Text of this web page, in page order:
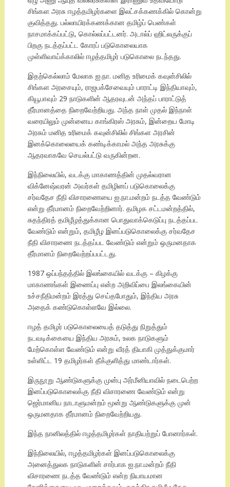
சிங்கள அரசு ஈழத்தமிழர்களை இலட்சக்கணக்கில் கொன்று
குவித்தது. பல்லாயிரக்கணக்கான தமிழ்ப் பெண்கள்
நாசமாக்கப்பட்டு, கொல்லப்பட்டனர். அடால்ப் ஹிட்லருக்குப்
பிறகு நடத்தப்பட்ட கோரப் படுகொலையாக
முள்ளிவாய்க்காலில் ஈழத்தமிழர் படுகொலை நடந்தது.
இதற்கெல்லாம் மேலாக ஐ.நா. மனித உரிமைக் கவுன்சிலில்
சிங்கள அரசையும், ராஜபக்சேவையும் பாராட்டி இந்தியாவும்,
கியூபாவும் 29 நாடுகளின் ஆதரவுடன் அந்தப் பாராட்டுத்
தீர்மானத்தை நிறைவேற்றியது. அந்த நாள் முதல் இந்நாள்
வரையிலும் முன்னைய காங்கிரஸ் அரசும், இன்றைய மோடி
அரசும் மனித உரிமைக் கவுன்சிலில் சிங்கள அரசின்
இனக்கொலையைக் கண்டிக்காமல் அந்த அரசுக்கு
ஆதரவாகவே செயல்பட்டு வருகின்றன.
இந்நிலையில், வடக்கு மாகாணத்தின் முதல்வரான
விக்னேஷ்வரன் அவர்கள் தமிழினப் படுகொலைக்கு
சர்வதேச நீதி விசாரணையை ஐ.நா.மன்றம் நடத்த வேண்டும்
என்று தீர்மானம் நிறைவேற்றினார். தமிழக சட்டமன்றத்தில்,
சுதந்திரத் தமிழீழத்துக்கான பொதுவாக்கெடுப்பு நடத்தப்பட
வேண்டும் என்றும், தமிழீழ இனப்படுகொலைக்கு சர்வதேச
நீதி விசாரணை நடத்தப்பட வேண்டும் என்றும் ஒருமனதாக
தீர்மானம் நிறைவேற்றப்பபட்டது.
1987 ஒப்பந்தத்தில் இலங்கையில் வடக்கு – கிழக்கு
மாகாணங்கள் இணைப்பு என்ற அறிவிப்பை இலங்கையின்
உச்சநீதிமன்றம் இரத்து செய்தபோதும், இந்திய அரசு
அதைக் கண்டுகொள்ளவே இல்லை.
ஈழத் தமிழர் படுகொலையைத் தடுத்து நிறுத்தும்
நடவடிக்கையை இந்திய அரசும், உலக நாடுகளும்
மேற்கொள்ள வேண்டும் என்று வீரத் தியாகி முத்துக்குமார்
உள்ளிட்ட 19 தமிழர்கள் தீக்குளித்து மாண்டார்கள்.
இருநூறு ஆண்டுகளுக்கு முன்பு அர்மீனியாவில் நடைபெற்ற
இனப்படுகொலைக்கு நீதி விசாரணை வேண்டும் என்று
ஜெர்மானிய நாடாளுமன்றம் மூன்று ஆண்டுகளுக்கு முன்
ஒருமனதாக தீர்மானம் நிறைவேற்றியது.
இந்த நானிலத்தில் ஈழத்தமிழர்கள் நாதியற்றுப் போனார்கள்.
இந்நிலையில், ஈழத்தமிழர்கள் இனப்படுகொலைக்கு
அனைத்துலக நாடுகளின் சார்பாக ஐ.நா.மன்றம் நீதி
விசாரணை நடத்த வேண்டும் என்ற நியாயமான